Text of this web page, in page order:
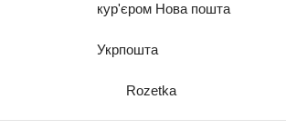
кур'єром Нова пошта
Укрпошта
Rozetka